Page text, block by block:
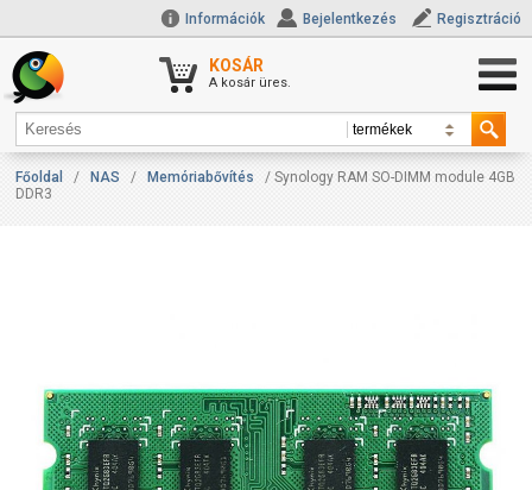
Információk Bejelentkezés Regisztráció
KOSÁR
A kosár üres.
Főoldal / NAS / Memóriabővítés
/ Synology RAM SO-DIMM module 4GB
DDR3